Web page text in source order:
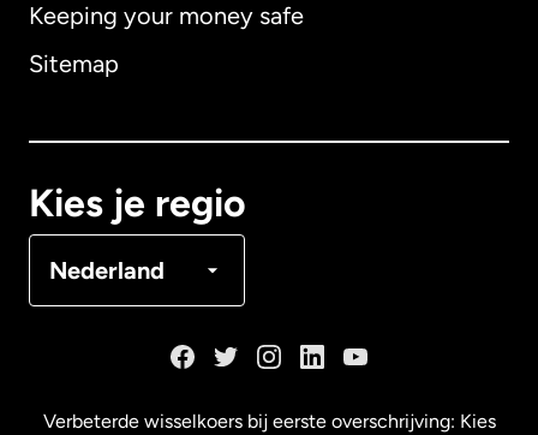
Keeping your money safe
Sitemap
Kies je regio
Nederland
Australië
Verbeterde wisselkoers bij eerste overschrijving: Kies